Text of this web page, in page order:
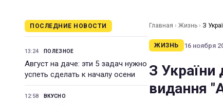
ПОСЛЕДНИЕ НОВОСТИ
13:24 ПОЛЕЗНОЕ
Август на даче: эти 5 задач нужно
успеть сделать к началу осени
12:58 ВКУСНО
Главная › Жизнь › З
ЖИЗНЬ 16 ноября
З України
видання